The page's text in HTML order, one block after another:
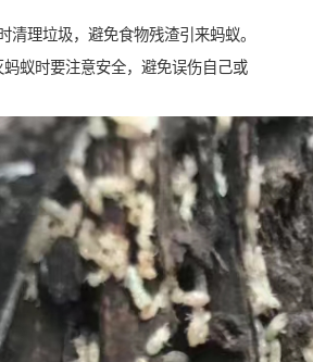
清理垃圾，避免食物残渣引来蚂蚁。
蚁时要注意安全，避免误伤自己或